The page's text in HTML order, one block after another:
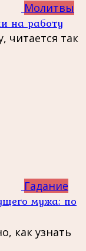
Молитвы
на работу
читается так
Гадание
мужа: по
как узнать